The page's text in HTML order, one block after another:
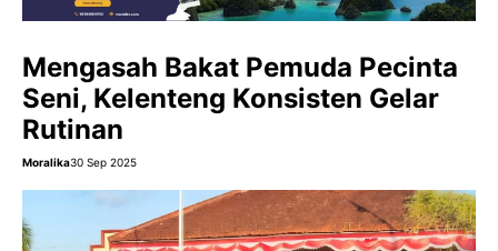
Mengasah Bakat Pemuda Pecinta
Seni, Kelenteng Konsisten Gelar
Rutinan
Moralika30 Sep 2025